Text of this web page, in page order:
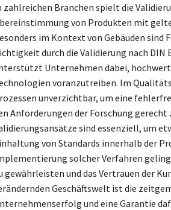
zahlreichen Branchen spielt die
von Produkten mit
im Kontext von Gebäuden
durch die Validierung nach DIN
Unternehmen dabei,
voranzutreiben. Im
unverzichtbar, um eine
Anforderungen der Forschung
sind essenziell, um
von Standards innerhalb der
solcher Verfahren
gewährleisten und das Vertrauen der
Geschäftswelt ist die
und eine Garantie